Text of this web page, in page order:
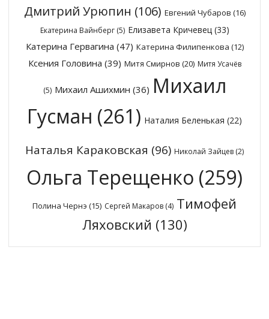
Дмитрий Урюпин (106) Евгений Чубаров (16)
Екатерина Вайнберг(5) Елизавета Кричевец(33)
Катерина Гервагина (47) Катерина Филипенкова (12)
Ксения Головина (39) Митя Смирнов (20) Митя Усачёв
(5) Михаил Ашихмин (36) Михаил
Гусман (261) Наталия Беленькая (22)
Наталья Караковская (96) Николай Зайцев (2)
Ольга Терещенко (259)
Полина Чернэ (15) Сергей Макаров (4) Тимофей
Ляховский (130)